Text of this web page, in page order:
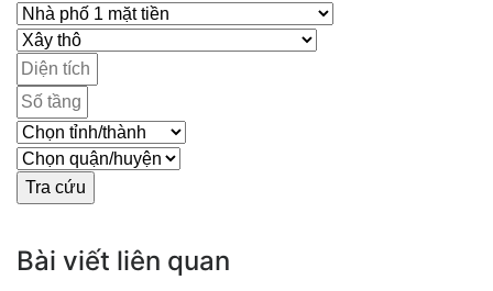
Bài viết liên quan